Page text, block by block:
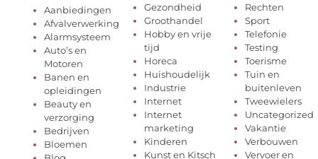
Aanbiedingen
Afvalverwerking
Alarmsysteem
Auto’s en
Motoren
Banen en
opleidingen
Beauty en
verzorging
Bedrijven
Bloemen
Gezondheid
Groothandel
Hobby en vrije
tijd
Horeca
Huishoudelijk
Industrie
Internet
Internet
marketing
Kinderen
Kunst en Kitsch
Rechten
Sport
Telefonie
Testing
Toerisme
Tuin en
buitenleven
Tweewielers
Uncategorized
Vakantie
Verbouwen
Vervoer en